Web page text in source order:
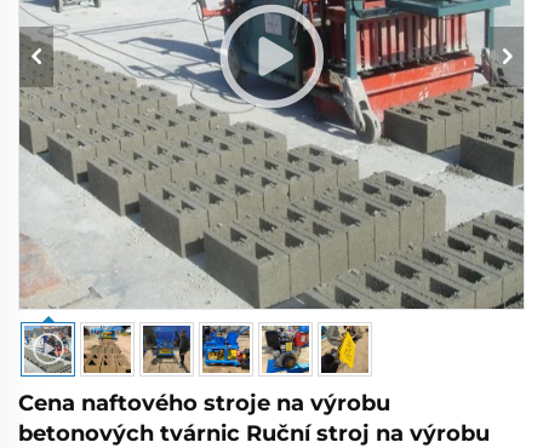
Cena naftového stroje na výrobu
betonových tvárnic Ruční stroj na výrobu